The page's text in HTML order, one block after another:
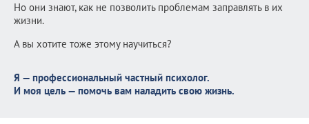
Но они знают, как не позволить проблемам заправлять в их
жизни.
А вы хотите тоже этому научиться?
Я — профессиональный частный психолог.
И моя цель — помочь вам наладить свою жизнь.